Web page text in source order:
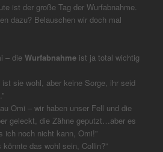
ist der große Tag der Wurfabnahme.
dazu? Belauschen wir doch mal
– dieWurfabnahme ist ja total wichtig
ist sie wohl, aber keine Sorge, ihr seid
Omi – wir haben unser Fell und die
geleckt, die Zähne geputzt…aber es
ich noch nicht kann, Omi!”
könnte das wohl sein, Collin?”